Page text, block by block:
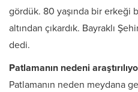
gördük. 80 yaşında bir erkeği
altından çıkardık. Bayraklı
dedi.
Patlamanın nedeni
Patlamanın neden meydana